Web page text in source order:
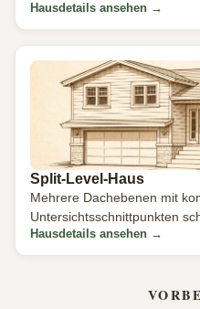
Faschienbretter erreicht.
Hausdetails ansehen →
Split-Level-Haus
Mehrere Dachebenen mit
Untersichtsschnittpunkten
Hausdetails ansehen →